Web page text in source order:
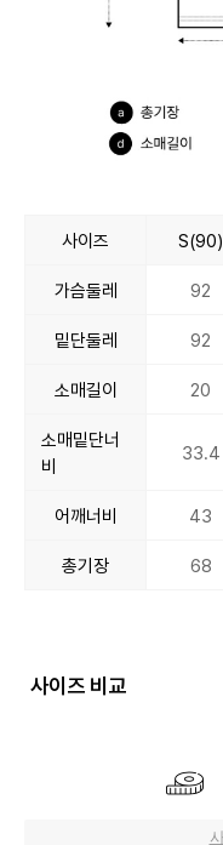
사이즈 S(90)
가슴둘레 92
밑단둘레 92
소매길이 20
소매밑단너
비
33.4
어깨너비 43
총기장 68
사이즈 비교